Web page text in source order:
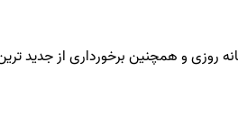
و همچنین برخورداری از جدید